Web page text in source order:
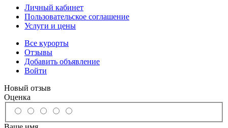
Личный кабинет
Пользовательское соглашение
Услуги и цены
Все курорты
Отзывы
Добавить объявление
Войти
Новый отзыв
Оценка